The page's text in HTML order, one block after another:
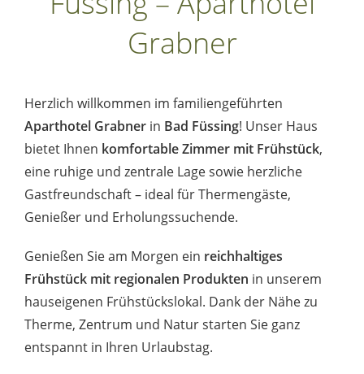
Grabner
Herzlich willkommen im familiengeführten
Aparthotel Grabner in Bad Füssing! Unser Haus
bietet Ihnen komfortable Zimmer mit Frühstück,
eine ruhige und zentrale Lage sowie herzliche
Gastfreundschaft – ideal für Thermengäste,
Genießer und Erholungssuchende.
Genießen Sie am Morgen ein reichhaltiges
Frühstück mit regionalen Produkten in unserem
hauseigenen Frühstückslokal. Dank der Nähe zu
Therme, Zentrum und Natur starten Sie ganz
entspannt in Ihren Urlaubstag.